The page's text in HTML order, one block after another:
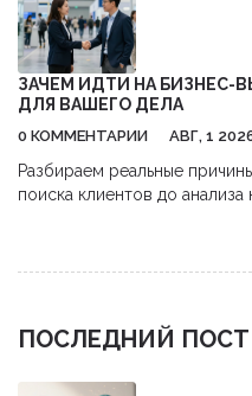
ЗАЧЕМ ИДТИ НА БИЗНЕС-
ДЛЯ ВАШЕГО ДЕЛА
0 КОММЕНТАРИИ АВГ, 1
Разбираем реальные
поиска клиентов до
ПОСЛЕДНИЙ ПОСТ